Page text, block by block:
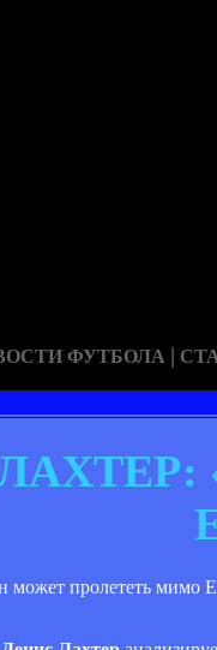
ФУТБОЛА |